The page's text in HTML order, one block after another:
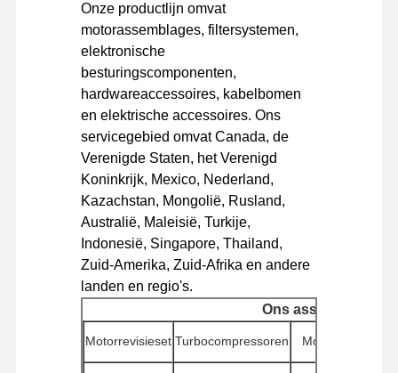
Fabriekstour Kwaliteitscont
Neem
Contact Met
Gevallen
Perkins Engine
Yanmar Motor
Kubota-motor
Motor van de Isuzu
Onze productlijn omvat
motorassemblages, filtersystemen,
elektronische
besturingscomponenten,
hardwareaccessoires, kabelbomen
en elektrische accessoires. Ons
servicegebied omvat Canada, de
Verenigde Staten, het Verenigd
Koninkrijk, Mexico, Nederland,
Kazachstan, Mongolië, Rusland,
Australië, Maleisië, Turkije,
Indonesië, Singapore, Thailand,
Zuid-Amerika, Zuid-Afrika en andere
landen en regio's.
Ons assortiment
Motorrevisieset Turbocompressoren